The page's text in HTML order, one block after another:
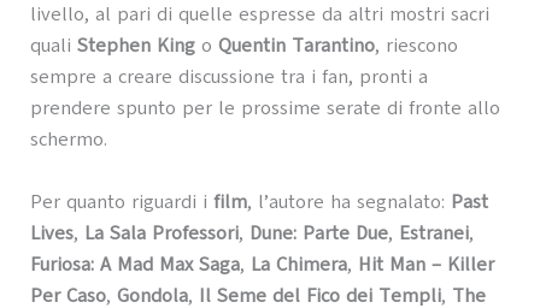
livello, al pari di quelle espresse da altri mostri sacri
quali Stephen Kingo Quentin Tarantino, riescono
sempre a creare discussione tra i fan, pronti a
prendere spunto per le prossime serate di fronte allo
schermo.
Per quanto riguardi i film, l’autore ha segnalato: Past
Lives, La Sala Professori, Dune: Parte Due, Estranei,
Furiosa: A Mad Max Saga, La Chimera, Hit Man – Killer
Per Caso, Gondola, Il Seme del Fico dei Templi, The